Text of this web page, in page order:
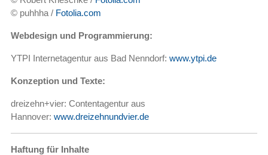
© puhhha / Fotolia.com
Webdesign und Programmierung:
YTPI Internetagentur aus Bad Nenndorf: www.ytpi.de
Konzeption und Texte:
dreizehn+vier: Contentagentur aus
Hannover: www.dreizehnundvier.de
Haftung für Inhalte